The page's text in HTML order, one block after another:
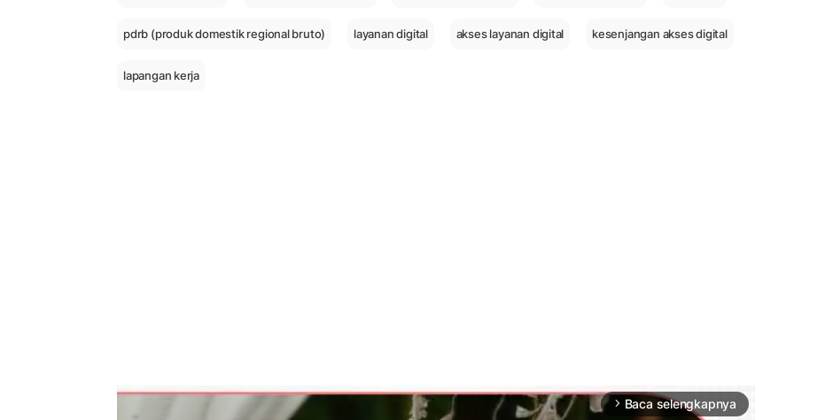
pdrb (produk domestik regional bruto) layanan digital akses layanan digital kesenjangan akses digital
lapangan kerja
arrow_forward_ios Baca selengkapnya